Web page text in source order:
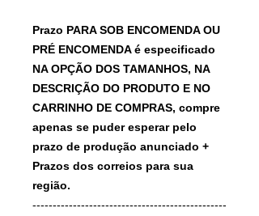
Prazo PARA SOB ENCOMENDA OU
PRÉ ENCOMENDA é especificado
NA OPÇÃO DOS TAMANHOS, NA
DESCRIÇÃO DO PRODUTO E NO
CARRINHO DE COMPRAS, compre
apenas se puder esperar pelo
prazo de produção anunciado +
Prazos dos correios para sua
região.
------------------------------------------------